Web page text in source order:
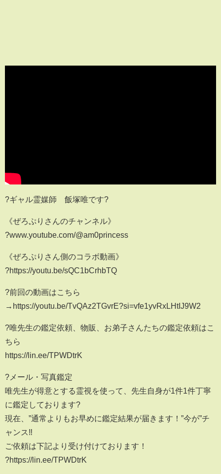
?ギャル霊媒師 飯塚唯です?
《ぜろぷりさんのチャンネル》
?www.youtube.com/@am0princess
《ぜろぷりさん側のコラボ動画》
?https://youtu.be/sQC1bCrhbTQ
?前回の動画はこちら
→https://youtu.be/TvQAz2TGvrE?si=vfe1yvRxLHtIJ9W2
?唯先生の鑑定依頼、物販、お弟子さんたちの鑑定依頼はこ
ちら
https://lin.ee/TPWDtrK
?メール・写真鑑定
唯先生が得意とする霊視を使って、先生自身が1件1件丁寧
に鑑定しております?
現在、”通常よりもお早めに鑑定結果が届きます！”今が”チ
ャンス‼️
ご依頼は下記より受け付けております！
?https://lin.ee/TPWDtrK